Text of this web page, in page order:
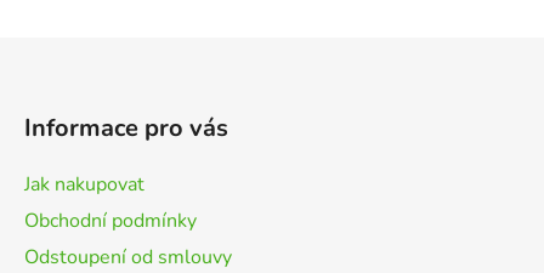
Informace pro vás
Jak nakupovat
Obchodní podmínky
Odstoupení od smlouvy